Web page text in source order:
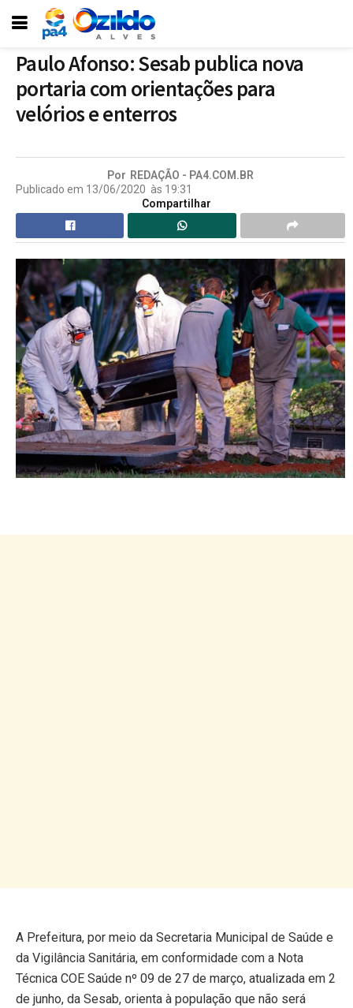
Paulo Afonso: Sesab publica nova
portaria com orientações para
velórios e enterros
Por REDAÇÃO - PA4.COM.BR
Publicado em 13/06/2020 às 19:31
Compartilhar
A Prefeitura, por meio da Secretaria Municipal de Saúde e
da Vigilância Sanitária, em conformidade com a Nota
Técnica COE Saúde nº 09 de 27 de março, atualizada em 2
de junho, da Sesab, orienta à população que não será